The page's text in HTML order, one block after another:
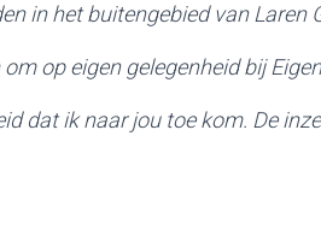
in het buitengebied van Laren
op eigen gelegenheid bij
dat ik naar jou toe kom. De